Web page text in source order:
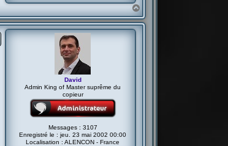
d
a
u
David
Admin King of Master suprême du
copieur
Messages : 3107
Enregistré le : jeu. 23 mai 2002 00:00
Localisation : ALENCON - France